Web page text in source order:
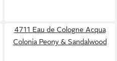
4711 Eau de Cologne Acqua
Colonia Peony & Sandalwood